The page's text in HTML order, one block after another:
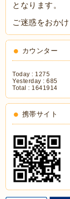
となります。
ご迷惑をおかけ
カウンター
Today : 1275
Yesterday :685
Total : 1641914
携帯サイト